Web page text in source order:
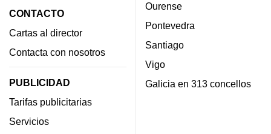
CONTACTO
Cartas al director
Contacta con nosotros
PUBLICIDAD
Tarifas publicitarias
Servicios
Ourense
Pontevedra
Santiago
Vigo
Galicia en 313 concellos